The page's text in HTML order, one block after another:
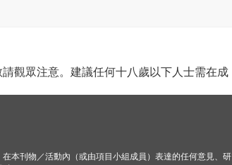
觀眾注意。建議任何十八歲以下人士需在成
刊物／活動內（或由項目小組成員）表達的任何意見、